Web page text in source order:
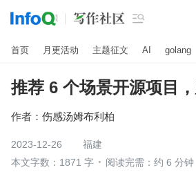

首页 月更活动 主题征文 AI golang
推荐 6 个场景开源项目
作者： 伤感汤姆布利柏
2023-12-26
福建
本文字数：1871 字
阅读完需：约 6 分钟